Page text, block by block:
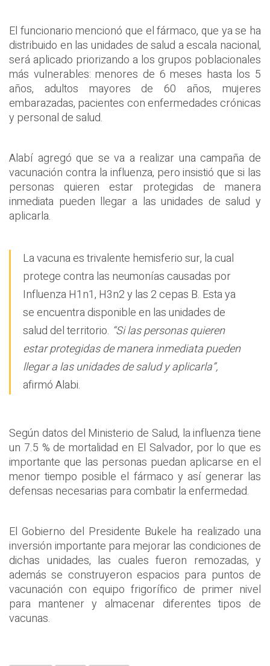
El funcionario mencionó que el fármaco, que ya se ha
distribuido en las unidades de salud a escala nacional,
será aplicado priorizando a los grupos poblacionales
más vulnerables: menores de 6 meses hasta los 5
años, adultos mayores de 60 años, mujeres
embarazadas, pacientes con enfermedades crónicas
y personal de salud.
Alabí agregó que se va a realizar una campaña de
vacunación contra la influenza, pero insistió que si las
personas quieren estar protegidas de manera
inmediata pueden llegar a las unidades de salud y
aplicarla.
La vacuna es trivalente hemisferio sur, la cual
protege contra las neumonías causadas por
Influenza H1n1, H3n2 y las 2 cepas B. Esta ya
se encuentra disponible en las unidades de
salud del territorio. “Si las personas quieren
estar protegidas de manera inmediata pueden
llegar a las unidades de salud y aplicarla”,
afirmó Alabi.
Según datos del Ministerio de Salud, la influenza tiene
un 7.5 % de mortalidad en El Salvador, por lo que es
importante que las personas puedan aplicarse en el
menor tiempo posible el fármaco y así generar las
defensas necesarias para combatir la enfermedad.
El Gobierno del Presidente Bukele ha realizado una
inversión importante para mejorar las condiciones de
dichas unidades, las cuales fueron remozadas, y
además se construyeron espacios para puntos de
vacunación con equipo frigorífico de primer nivel
para mantener y almacenar diferentes tipos de
vacunas.